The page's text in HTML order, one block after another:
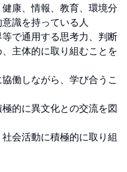
康、情報、教育、環境分
識を持っている人
で通用する思考力、判断
主体的に取り組むことを
働しながら、学び合うこ
的に異文化との交流を図
会活動に積極的に取り組